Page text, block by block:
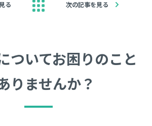
る 次の記事を見る
ついてお困りのこと
りませんか？